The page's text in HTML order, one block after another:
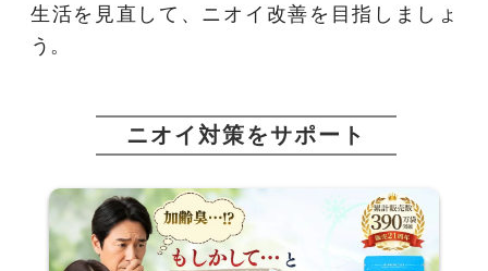
生活を見直して、ニオイ改善を目指しましょ
う。
ニオイ対策をサポート